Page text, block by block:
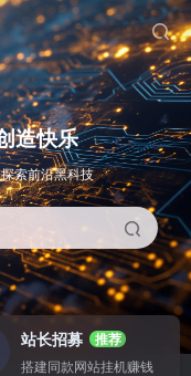
SOFT教程
造快乐
索前沿黑科技
站长招募
推荐
搭建同款网站挂机赚钱